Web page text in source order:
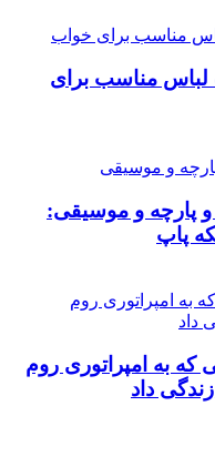
لباس مناسب برای
پارچه و موسیقی:
پاپ
به امپراتوری روم
داد